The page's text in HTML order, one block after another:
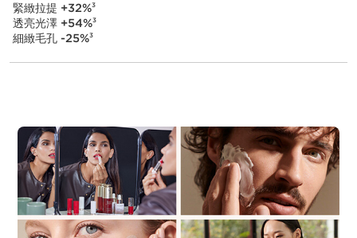
緊緻拉提 +32%3
透亮光澤 +54%3
細緻毛孔 -25%3